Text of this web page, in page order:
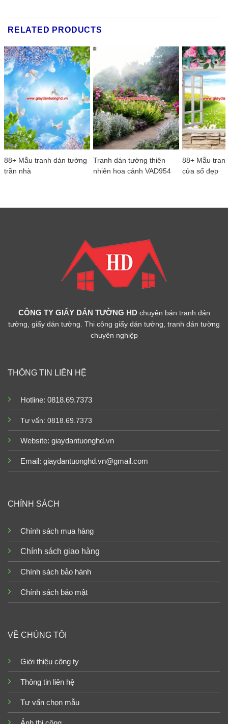
RELATED PRODUCTS
88+ Mẫu tranh dán tường
trần nhà
Tranh dán tường thiên
nhiên hoa cảnh VAD954
88+ Mẫu
cửa sổ đẹp
CÔNG TY GIẤY DÁN TƯỜNG HD chuyên bán tranh dán
tường, giấy dán tường. Thi công giấy dán tường, tranh dán tường
chuyên nghiệp
THÔNG TIN LIÊN HỆ
Hotline: 0818.69.7373
Tư vấn: 0818.69.7373
Website: giaydantuonghd.vn
Email: giaydantuonghd.vn@gmail.com
CHÍNH SÁCH
Chính sách mua hàng
Chính sách giao hàng
Chính sách bảo hành
Chính sách bảo mật
VỀ CHÚNG TÔI
Giới thiệu công ty
Thông tin liên hệ
Tư vấn chọn mẫu